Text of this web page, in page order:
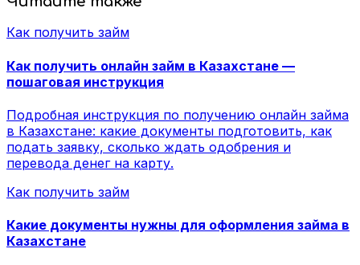
Как получить займ
Как получить онлайн займ в Казахстане —
пошаговая инструкция
Подробная инструкция по получению онлайн займа
в Казахстане: какие документы подготовить, как
подать заявку, сколько ждать одобрения и
перевода денег на карту.
Как получить займ
Какие документы нужны для оформления займа в
Казахстане